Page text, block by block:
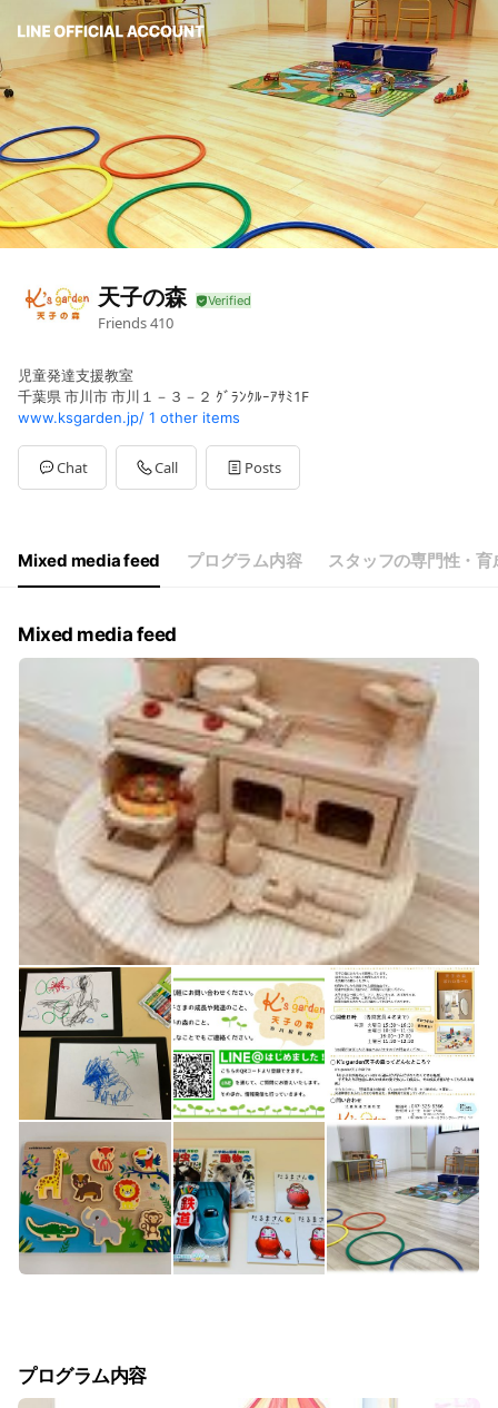
天子の森
Friends410
児童発達支援教室
千葉県 市川市 市川１－３－２ ｸﾞﾗﾝｸﾙｰｱｻﾐ1F
www.ksgarden.jp/ 1 other items
Chat Call Posts
Mixed media feed プログラム内容 スタッフの専門性・育
Mixed media feed
プログラム内容